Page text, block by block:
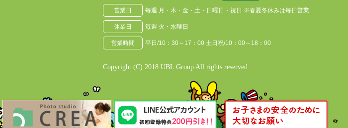
営業日 毎週 月・木・金・土・日曜日・祝日 ※春夏冬休みは毎日営業
休業日 毎週 火・水曜日
営業時間 平日/10：30～17：00 土日祝/10：00～18：00
Copyright (C) 2018 UBL Group All rights reserved.